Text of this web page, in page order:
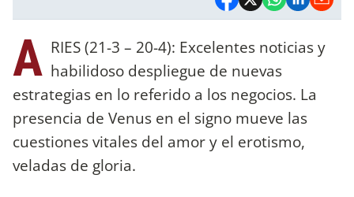
A RIES (21-3 – 20-4): Excelentes noticias y
habilidoso despliegue de nuevas
estrategias en lo referido a los negocios. La
presencia de Venus en el signo mueve las
cuestiones vitales del amor y el erotismo,
veladas de gloria.